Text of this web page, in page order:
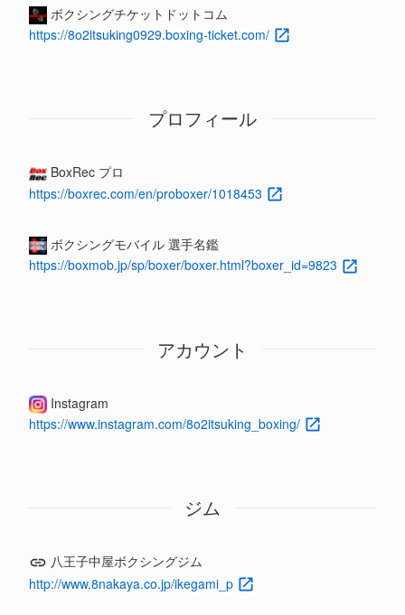
ボクシングチケットドットコム
https://8o2itsuking0929.boxing-ticket.com/
プロフィール
BoxRec プロ
https://boxrec.com/en/proboxer/1018453
ボクシングモバイル 選手名鑑
https://boxmob.jp/sp/boxer/boxer.html?boxer_id=9823
アカウント
Instagram
https://www.instagram.com/8o2itsuking_boxing/
ジム
八王子中屋ボクシングジム
http://www.8nakaya.co.jp/ikegami_p